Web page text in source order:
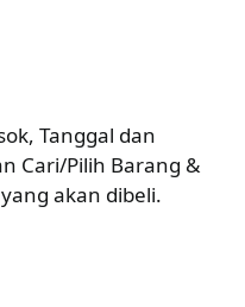
Tanggal dan
Cari/Pilih Barang &
akan dibeli.